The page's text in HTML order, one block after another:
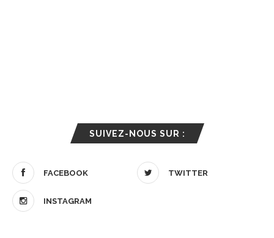
SUIVEZ-NOUS SUR :
FACEBOOK TWITTER
INSTAGRAM